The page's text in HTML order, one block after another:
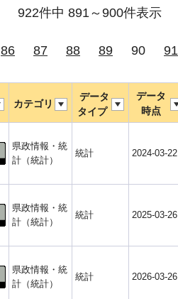
922件中 891～900件表示
86 87 88 89 90 91
カテゴリ
データ
タイプ
データ
時点
県政情報・統
計（統計）
統計 2024-03-22
県政情報・統
計（統計）
統計 2025-03-26
県政情報・統
計（統計）
統計 2026-03-26